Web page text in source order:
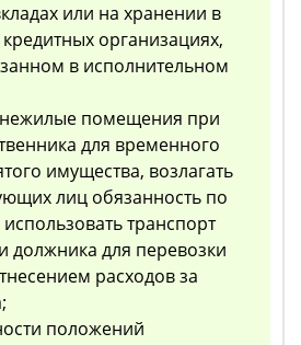
или на хранении в
организациях,
в исполнительном
нежилые помещения при
для временного
имущества, возлагать
лиц обязанность по
транспорт
должника для перевозки
расходов за
положений